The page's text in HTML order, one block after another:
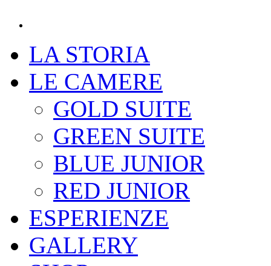
LA STORIA
LE CAMERE
GOLD SUITE
GREEN SUITE
BLUE JUNIOR
RED JUNIOR
ESPERIENZE
GALLERY